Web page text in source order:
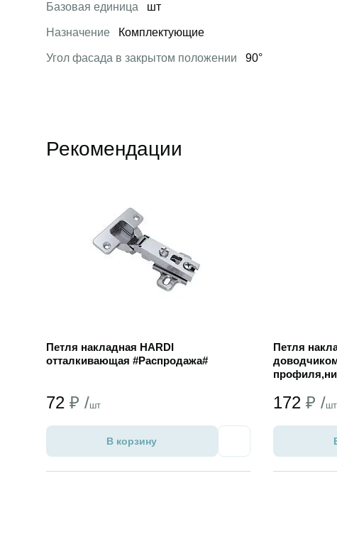
Базовая единица шт
Назначение Комплектующие
Угол фасада в закрытом положении 90°
Рекомендации
Петля накладная HARDI
отталкивающая #Распродажа#
72 ₽ /шт
В корзину
Петля
172 ₽ /шт